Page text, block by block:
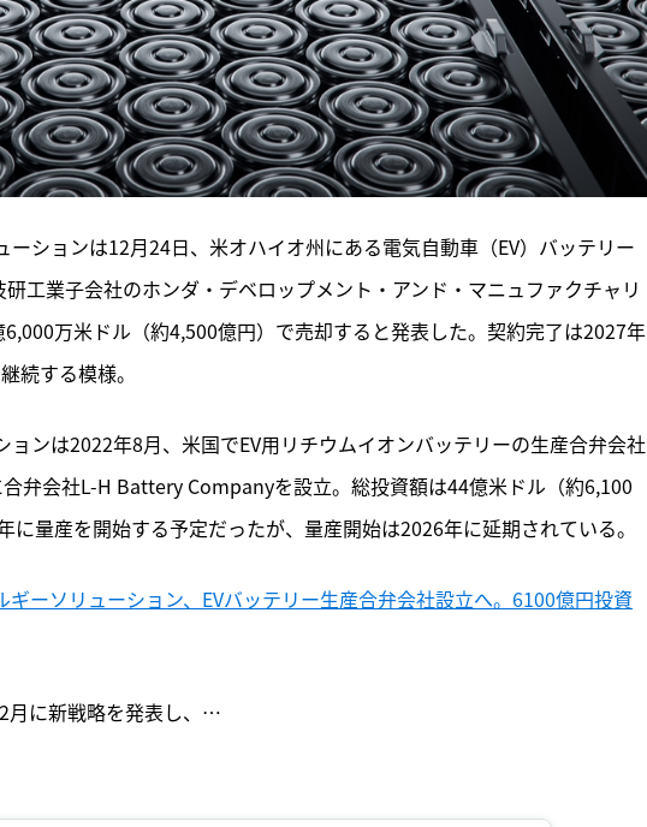
ションは12月24日、米オハイオ州にある電気自動車（EV）バッテリー
工業子会社のホンダ・デベロップメント・アンド・マニュファクチャリ
万米ドル（約4,500億円）で売却すると発表した。契約完了は2027年
続する模様。
ンは2022年8月、米国でEV用リチウムイオンバッテリーの生産合弁会社
弁会社L-H Battery Companyを設立。総投資額は44億米ドル（約6,100
量産を開始する予定だったが、量産開始は2026年に延期されている。
ギーソリューション、EVバッテリー生産合弁会社設立へ。6100億円投資
月に新戦略を発表し、…